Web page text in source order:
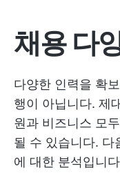
채용 다
다양한 인력을 확
행이 아닙니다. 제
원과 비즈니스 모
될 수 있습니다. 다
에 대한 분석입니